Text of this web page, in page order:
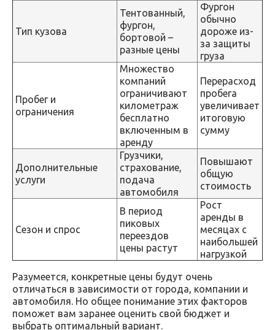
Тип кузова
Тентованный,
фургон,
бортовой –
разные цены
Фургон
обычно
дороже из-
за защиты
груза
Пробег и
ограничения
Множество
компаний
ограничивают
километраж
бесплатно
включенным в
аренду
Перерасход
пробега
увеличивает
итоговую
сумму
Дополнительные
услуги
Грузчики,
страхование,
подача
автомобиля
Повышают
общую
стоимость
Сезон и спрос
В период
пиковых
переездов
цены растут
Рост
аренды в
месяцах с
наибольшей
нагрузкой
Разумеется, конкретные цены будут очень
отличаться в зависимости от города, компании и
автомобиля. Но общее понимание этих факторов
поможет вам заранее оценить свой бюджет и
выбрать оптимальный вариант.